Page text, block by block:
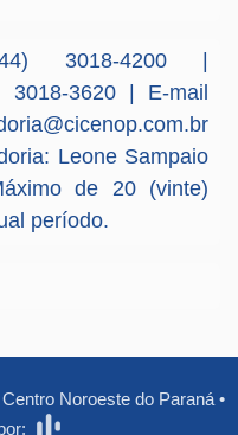
3018-4200 |
3018-3620 | E-mail
Leone Sampaio
de 20 (vinte)
período.
Noroeste do Paraná •